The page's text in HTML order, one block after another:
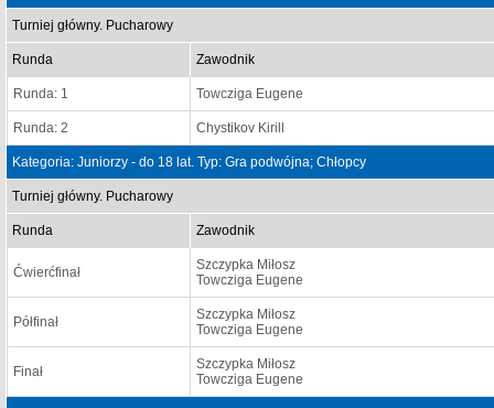
Turniej główny. Pucharowy
Runda Zawodnik
Runda: 1 Towcziga Eugene
Runda: 2 Chystikov Kirill
Kategoria: Juniorzy - do 18 lat. Typ: Gra podwójna; Chłopcy
Turniej główny. Pucharowy
Runda Zawodnik
Ćwierćfinał
Szczypka Miłosz
Towcziga Eugene
Półfinał
Szczypka Miłosz
Towcziga Eugene
Finał
Szczypka Miłosz
Towcziga Eugene